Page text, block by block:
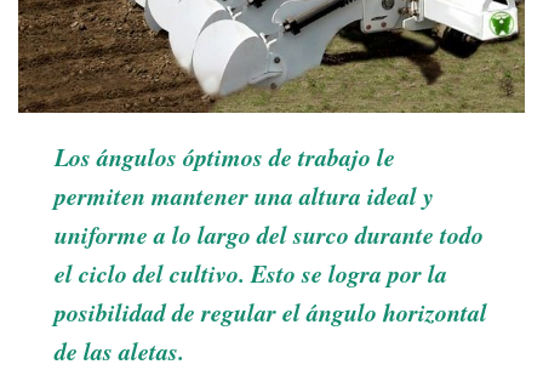
Los ángulos óptimos de trabajo le
permiten mantener una altura ideal y
uniforme a lo largo del surco durante todo
el ciclo del cultivo. Esto se logra por la
posibilidad de regular el ángulo horizontal
de las aletas.